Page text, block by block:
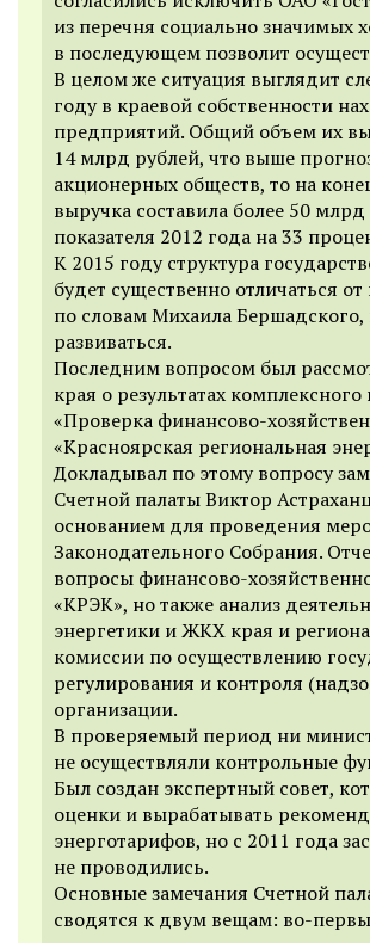
из перечня социально значимых
в последующем позволит
В целом же ситуация выглядит
году в краевой собственности
предприятий. Общий объем их
14 млрд рублей, что выше
акционерных обществ, то на
выручка составила более 50
показателя 2012 года на 33
К 2015 году структура
будет существенно отличаться
по словам Михаила Бершадского,
развиваться.
Последним вопросом был
края о результатах
«Проверка финансово-
«Красноярская региональная
Докладывал по этому вопросу
Счетной палаты Виктор
основанием для проведения
Законодательного Собрания.
вопросы финансово-
«КРЭК», но также анализ
энергетики и ЖКХ края и
комиссии по осуществлению
регулирования и контроля
организации.
В проверяемый период ни
не осуществляли контрольные
Был создан экспертный совет,
оценки и вырабатывать
энерготарифов, но с 2011 года
не проводились.
Основные замечания Счетной
сводятся к двум вещам: во-